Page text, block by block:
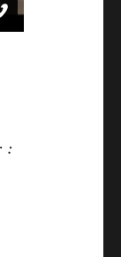
: